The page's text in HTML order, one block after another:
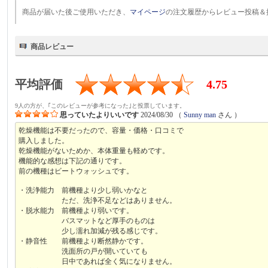
商品が届いた後ご使用いただき、 マイページの注文履歴からレビュー投稿＆
商品レビュー
平均評価 4.75
9人の方が、｢このレビューが参考になった｣と投票しています。
思っていたよりいいです 2024/08/30 （Sunny man さん ）
乾燥機能は不要だったので、容量・価格・口コミで
購入しました。
乾燥機能がないためか、本体重量も軽めです。
機能的な感想は下記の通りです。
前の機種はビートウォッシュです。
・洗浄能力 前機種より少し弱いかなと
ただ、洗浄不足などはありません。
・脱水能力 前機種より弱いです。
バスマットなど厚手のものは
少し濡れ加減が残る感じです。
・静音性 前機種より断然静かです。
洗面所の戸が開いていても
日中であれば全く気になりません。